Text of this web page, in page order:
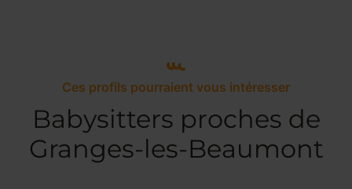
Ces profils pourraient vous intéresser
Babysitters proches de
Granges-les-Beaumont